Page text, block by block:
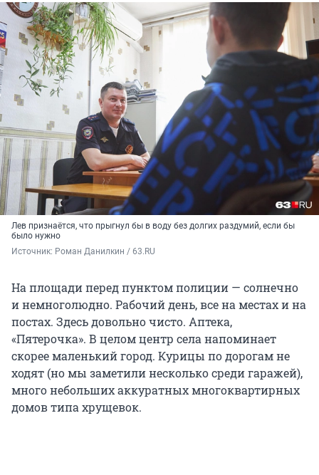
Лев признаётся, что прыгнул бы в воду без долгих раздумий, если бы
было нужно
Источник: Роман Данилкин / 63.RU
На площади перед пунктом полиции — солнечно
и немноголюдно. Рабочий день, все на местах и на
постах. Здесь довольно чисто. Аптека,
«Пятерочка». В целом центр села напоминает
скорее маленький город. Курицы по дорогам не
ходят (но мы заметили несколько среди гаражей),
много небольших аккуратных многоквартирных
домов типа хрущевок.